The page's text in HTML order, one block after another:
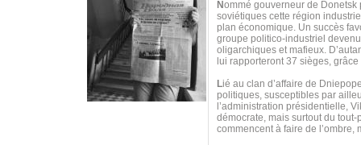
Nommé gouverneur de Donetsk
soviétiques cette région
plan économique. Un succès
groupe politico-industriel
oligarchiques et mafieux.
lui rapporteront 37 sièges,
Lié au clan d’affaire de
politiques, susceptibles par
l’administration présidentielle,
démocrate, mais surtout du
commencent à faire de